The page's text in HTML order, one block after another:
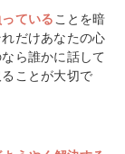
ている ことを暗
だけあなたの心
ら誰かに話して
ことが大切で